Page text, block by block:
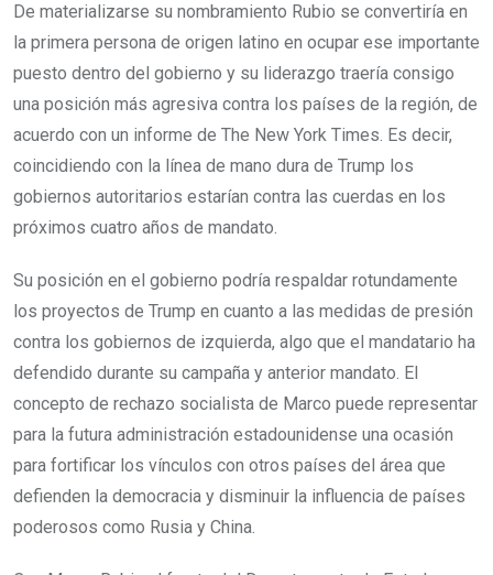
De materializarse su nombramiento Rubio se convertiría en
la primera persona de origen latino en ocupar ese importante
puesto dentro del gobierno y su liderazgo traería consigo
una posición más agresiva contra los países de la región, de
acuerdo con un informe de The New York Times. Es decir,
coincidiendo con la línea de mano dura de Trump los
gobiernos autoritarios estarían contra las cuerdas en los
próximos cuatro años de mandato.
Su posición en el gobierno podría respaldar rotundamente
los proyectos de Trump en cuanto a las medidas de presión
contra los gobiernos de izquierda, algo que el mandatario ha
defendido durante su campaña y anterior mandato. El
concepto de rechazo socialista de Marco puede representar
para la futura administración estadounidense una ocasión
para fortificar los vínculos con otros países del área que
defienden la democracia y disminuir la influencia de países
poderosos como Rusia y China.